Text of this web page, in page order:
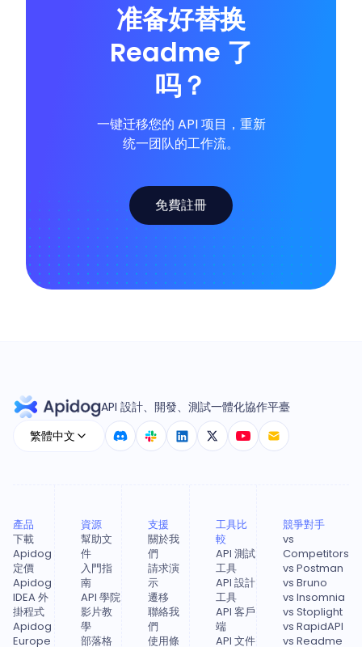
准备好替换
Readme 了
吗？
一键迁移您的 API 项目，重新
统一团队的工作流。
免費註冊
API 設計、開發、測試一體化協作平臺
繁體中文
產品
下載
Apidog
定價
Apidog
IDEA 外
掛程式
Apidog
Europe
資源
幫助文
件
入門指
南
API 學院
影片教
學
部落格
支援
關於我
們
請求演
示
遷移
聯絡我
們
使用條
工具比
較
API 測試
工具
API 設計
工具
API 客戶
端
API 文件
競爭對手
vs
Competitors
vs Postman
vs Bruno
vs Insomnia
vs Stoplight
vs RapidAPI
vs Readme